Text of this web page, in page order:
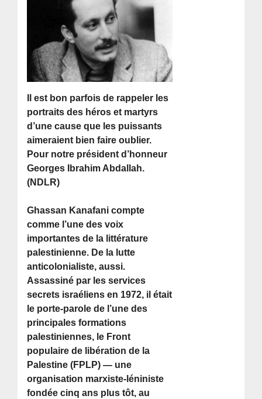
Il est bon parfois de rappeler les
portraits des héros et martyrs
d’une cause que les puissants
aimeraient bien faire oublier.
Pour notre président d’honneur
Georges Ibrahim Abdallah.
(NDLR)
Ghassan Kanafani compte
comme l’une des voix
importantes de la littérature
palestinienne. De la lutte
anticolonialiste, aussi.
Assassiné par les services
secrets israéliens en 1972, il était
le porte-parole de l’une des
principales formations
palestiniennes, le Front
populaire de libération de la
Palestine (FPLP) — une
organisation marxiste-léniniste
fondée cinq ans plus tôt, au